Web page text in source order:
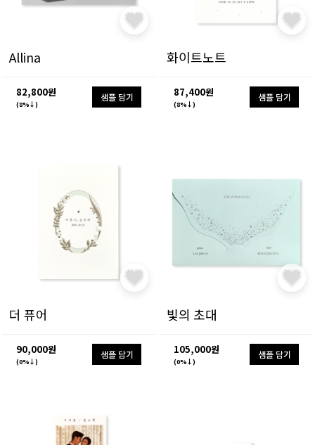
Allina
82,800원
(8%↓)
샘플 담기
화이트노트
87,400원
(8%↓)
샘플 담기
더 퓨어
90,000원
(0%↓)
샘플 담기
빛의 초대
105,000원
(0%↓)
샘플 담기